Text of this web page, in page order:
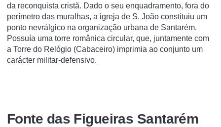
da reconquista cristã. Dado o seu enquadramento, fora do
perímetro das muralhas, a igreja de S. João constituiu um
ponto nevrálgico na organização urbana de Santarém.
Possuía uma torre românica circular, que, juntamente com
a Torre do Relógio (Cabaceiro) imprimia ao conjunto um
carácter militar-defensivo.
Fonte das Figueiras Santarém